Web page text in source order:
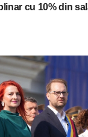
cu 10% din